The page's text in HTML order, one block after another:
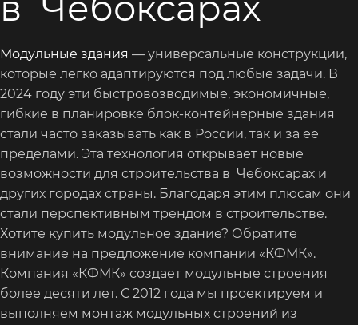
Модульные здания — универсальные конструкции,
которые легко адаптируются под любые задачи. В
2024 году эти быстровозводимые, экономичные,
гибкие в планировке блок-контейнерные здания
стали часто заказывать как в России, так и за ее
пределами. Эта технология открывает новые
возможности для строительства в Чебоксарах и
других городах страны. Благодаря этим плюсам они
стали перспективным трендом в строительстве.
Хотите купить модульное здание? Обратите
внимание на предложение компании «КФМК».
Компания «КФМК» создает модульные строения
более десяти лет. С 2012 года мы проектируем и
выполняем монтаж модульных строений из